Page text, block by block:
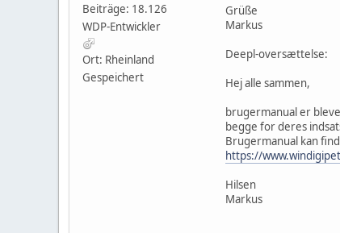
Beiträge: 18.126
WDP-Entwickler
Ort: Rheinland
Gespeichert
Grüße
Markus
Deepl-oversættelse:
Hej alle sammen,
brugermanual er
begge for deres
Brugermanual kan
https://
Hilsen
Markus